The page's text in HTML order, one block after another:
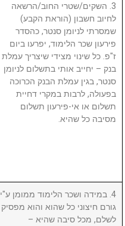
3. השקים/שטרי החוב/הרשאה
לחיוב חשבון (הוראת הקבע)
שמסרתי לניומן סנטר, כהסדר
פירעון שכר הלימוד, יפרעו ביום
ז"פ. כל שינוי מצידי שיצריך עמלת
בנק – יחייב אותי בתשלום לניומן
סנטר, בגין עמלת הבנק הכרוכה
בפעולה, לרבות במקרי דחיית
תשלום או אי-פירעון תשלום
מסיבה כל שהיא.
4. במידה ושכר הלימוד ממומן ע"י
גורם חיצוני כל שהוא והוא מפסיק
לשלם, מכל סיבה שהיא –